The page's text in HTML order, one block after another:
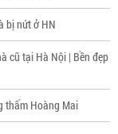
bị nứt ở HN
cũ tại Hà Nội | Bền đẹp
thấm Hoàng Mai